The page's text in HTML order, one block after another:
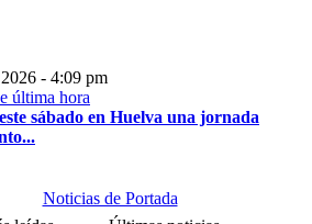
- 4:09 pm
sábado en Huelva una jornada
Noticias de Portada